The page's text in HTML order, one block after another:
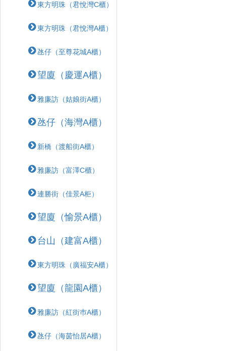
東方明珠（君悅灣C櫃）
東方明珠（君悅灣A櫃）
氹仔（至尊花城A櫃）
望廈（慶運A櫃）
雅廉訪（姑娘街A櫃）
氹仔（海灣A櫃）
新橋（渡船街A櫃）
雅廉訪（富澤C櫃）
連勝街（佳景A柜）
望廈（愉景A櫃）
台山（建富A櫃）
東方明珠（廣福安A櫃）
望廈（龍園A櫃）
雅廉訪（紅街巿A櫃）
氹仔（海茵怡居A櫃）